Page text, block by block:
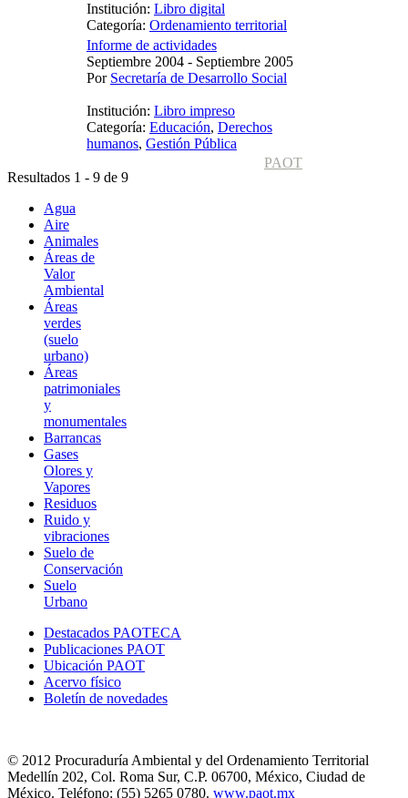
Institución: Libro digital
Categoría: Ordenamiento territorial
Informe de actividades
Septiembre 2004 - Septiembre 2005
Por Secretaría de Desarrollo Social
Institución: Libro impreso
Categoría: Educación, Derechos
humanos, Gestión Pública
PAOT
Resultados 1 - 9 de 9
Agua
Aire
Animales
Áreas de
Valor
Ambiental
Áreas
verdes
(suelo
urbano)
Áreas
patrimoniales
y
monumentales
Barrancas
Gases
Olores y
Vapores
Residuos
Ruido y
vibraciones
Suelo de
Conservación
Suelo
Urbano
Destacados PAOTECA
Publicaciones PAOT
Ubicación PAOT
Acervo físico
Boletín de novedades
© 2012 Procuraduría Ambiental y del Ordenamiento Territorial
Medellín 202, Col. Roma Sur, C.P. 06700, México, Ciudad de
México. Teléfono: (55) 5265 0780. www.paot.mx